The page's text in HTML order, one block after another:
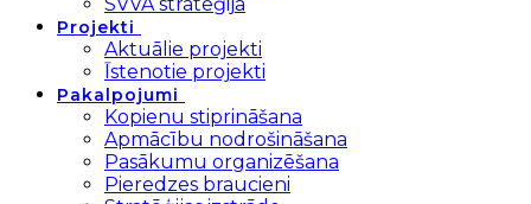
Projekti
Aktuālie projekti
Īstenotie projekti
Pakalpojumi
Kopienu stiprināšana
Apmācību nodrošināšana
Pasākumu organizēšana
Pieredzes braucieni